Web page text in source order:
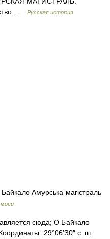
…
Русская история
Амурська магістраль
мови
сюда; О Байкало
29°06′30″ с. ш.